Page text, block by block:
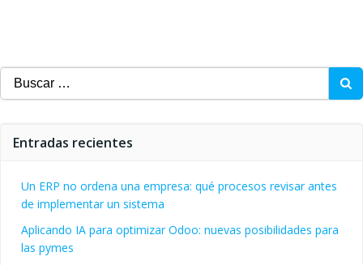
Buscar:
Entradas recientes
Un ERP no ordena una empresa: qué procesos revisar antes
de implementar un sistema
Aplicando IA para optimizar Odoo: nuevas posibilidades para
las pymes